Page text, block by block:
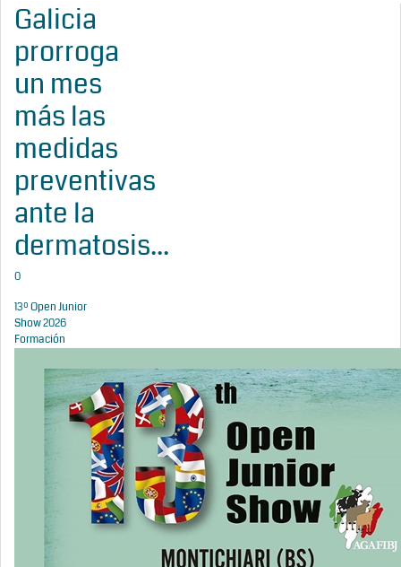
Galicia
prorroga
un mes
más las
medidas
preventivas
ante la
dermatosis...
0
13º Open Junior
Show 2026
Formación